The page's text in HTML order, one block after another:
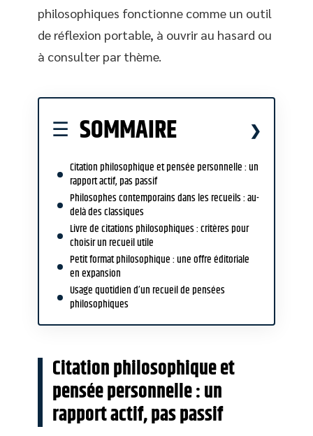
philosophiques fonctionne comme un outil
de réflexion portable, à ouvrir au hasard ou
à consulter par thème.
SOMMAIRE
Citation philosophique et pensée personnelle : un
rapport actif, pas passif
Philosophes contemporains dans les recueils : au-
delà des classiques
Livre de citations philosophiques : critères pour
choisir un recueil utile
Petit format philosophique : une offre éditoriale
en expansion
Usage quotidien d’un recueil de pensées
philosophiques
Citation philosophique et
pensée personnelle : un
rapport actif, pas passif